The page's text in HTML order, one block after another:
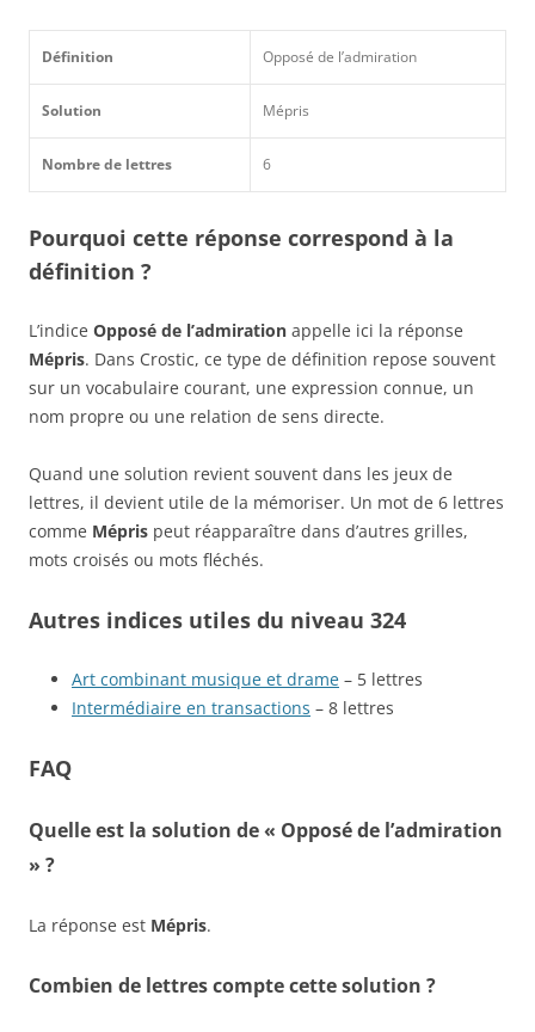
Définition Opposé de l’admiration
Solution Mépris
Nombre de lettres 6
Pourquoi cette réponse correspond à la
définition ?
L’indice Opposé de l’admiration appelle ici la réponse
Mépris. Dans Crostic, ce type de définition repose souvent
sur un vocabulaire courant, une expression connue, un
nom propre ou une relation de sens directe.
Quand une solution revient souvent dans les jeux de
lettres, il devient utile de la mémoriser. Un mot de 6 lettres
comme Mépris peut réapparaître dans d’autres grilles,
mots croisés ou mots fléchés.
Autres indices utiles du niveau 324
Art combinant musique et drame – 5 lettres
Intermédiaire en transactions – 8 lettres
FAQ
Quelle est la solution de « Opposé de l’admiration
» ?
La réponse est Mépris.
Combien de lettres compte cette solution ?